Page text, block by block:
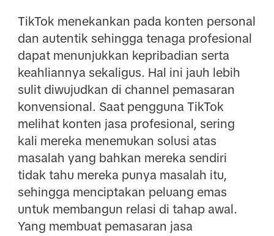
TikTok menekankan pada konten personal
dan autentik sehingga tenaga profesional
dapat menunjukkan kepribadian serta
keahliannya sekaligus. Hal ini jauh lebih
sulit diwujudkan di channel pemasaran
konvensional. Saat pengguna TikTok
melihat konten jasa profesional, sering
kali mereka menemukan solusi atas
masalah yang bahkan mereka sendiri
tidak tahu mereka punya masalah itu,
sehingga menciptakan peluang emas
untuk membangun relasi di tahap awal.
Yang membuat pemasaran jasa